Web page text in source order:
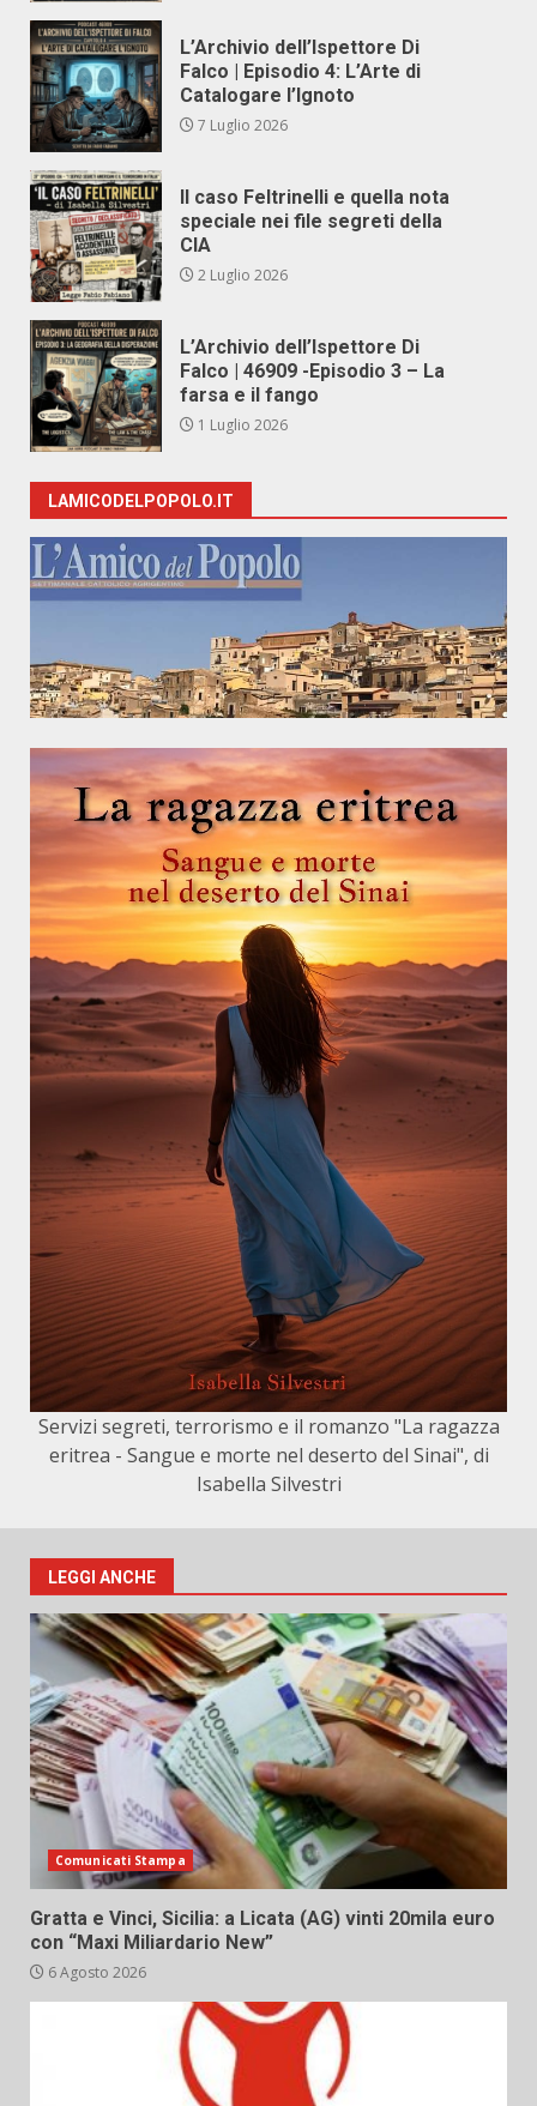
L’Archivio dell’Ispettore Di
Falco | Episodio 4: L’Arte di
Catalogare l’Ignoto
7 Luglio 2026
Il caso Feltrinelli e quella nota
speciale nei file segreti della
CIA
2 Luglio 2026
L’Archivio dell’Ispettore Di
Falco | 46909 -Episodio 3 – La
farsa e il fango
1 Luglio 2026
LAMICODELPOPOLO.IT
Servizi segreti, terrorismo e il romanzo "La ragazza
eritrea - Sangue e morte nel deserto del Sinai", di
Isabella Silvestri
LEGGI ANCHE
Comunicati Stampa
Gratta e Vinci, Sicilia: a Licata (AG) vinti 20mila euro
con “Maxi Miliardario New”
6 Agosto 2026